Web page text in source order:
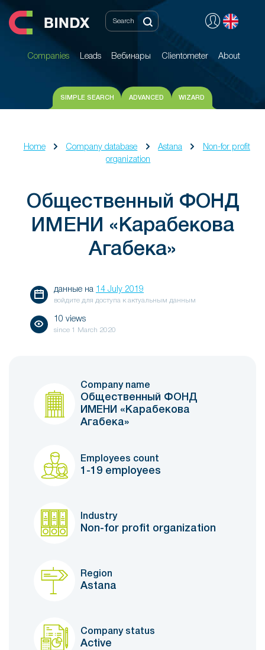
Companies Leads Вебинары Clientometer About
Companies Leads Вебинары Clientometer About
SIMPLE SEARCH ADVANCED WIZARD
Home Company database Astana
Non-for profit
organization
Общественный ФОНД
ИМЕНИ «Карабекова
Агабека»
данные на 14 July 2019
войдите для доступа к актуальным данным
10 views
since 1 March 2020
Company name
Общественный ФОНД
ИМЕНИ «Карабекова
Агабека»
Employees count
1-19 employees
Industry
Non-for profit organization
Region
Astana
Company status
Active